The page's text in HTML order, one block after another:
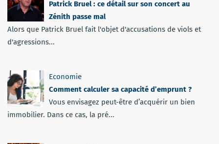
Patrick Bruel : ce détail sur son concert au
Zénith passe mal
Alors que Patrick Bruel fait l'objet d'accusations de viols et
d'agressions...
Economie
Comment calculer sa capacité d’emprunt ?
Vous envisagez peut-être d’acquérir un bien
immobilier. Dans ce cas, la pré...